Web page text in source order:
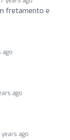
fretamento e
ago
ago
years ago